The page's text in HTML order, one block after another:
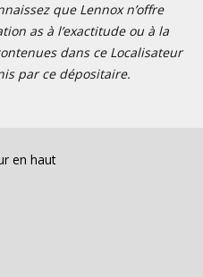
que Lennox n’offre
as à l’exactitude ou à la
dans ce Localisateur
par ce dépositaire.
en haut